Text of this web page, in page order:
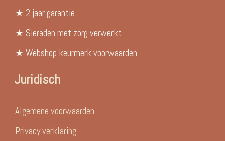
★ 2 jaar garantie
★ Sieraden met zorg verwerkt
★ Webshop keurmerk voorwaarden
Juridisch
Algemene voorwaarden
Privacy verklaring